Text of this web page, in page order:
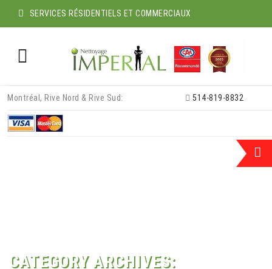
SERVICES RÉSIDENTIELS ET COMMERCIAUX
content
Montréal, Rive Nord & Rive Sud: 514-819-8832
CATEGORY ARCHIVES: